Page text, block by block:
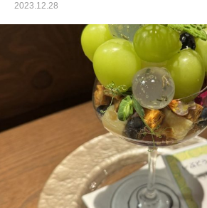
2023.12.28